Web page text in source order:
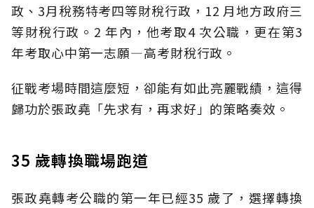
政、3月稅務特考四等財稅行政，12 月地方政府三
等財稅行政。2 年內，他考取4 次公職，更在第3
年考取心中第一志願—高考財稅行政。
征戰考場時間這麼短，卻能有如此亮麗戰績，這得
歸功於張政堯「先求有，再求好」的策略奏效。
35 歲轉換職場跑道
張政堯轉考公職的第一年已經35 歲了，選擇轉換